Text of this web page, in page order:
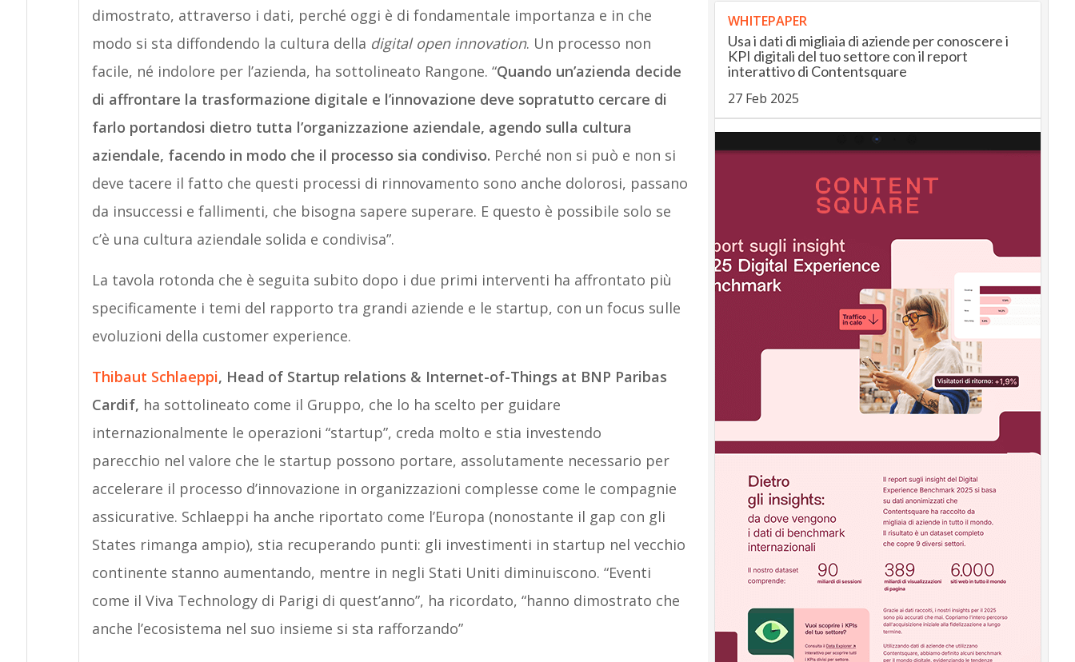
dimostrato, attraverso i dati, perché oggi è di fondamentale importanza e in che
modo si sta diffondendo la cultura della digital open innovation. Un processo non
facile, né indolore per l’azienda, ha sottolineato Rangone. “Quando un’azienda decide
di affrontare la trasformazione digitale e l’innovazione deve sopratutto cercare di
farlo portandosi dietro tutta l’organizzazione aziendale, agendo sulla cultura
aziendale, facendo in modo che il processo sia condiviso. Perché non si può e non si
deve tacere il fatto che questi processi di rinnovamento sono anche dolorosi, passano
da insuccessi e fallimenti, che bisogna sapere superare. E questo è possibile solo se
c’è una cultura aziendale solida e condivisa”.
La tavola rotonda che è seguita subito dopo i due primi interventi ha affrontato più
specificamente i temi del rapporto tra grandi aziende e le startup, con un focus sulle
evoluzioni della customer experience.
Thibaut Schlaeppi, Head of Startup relations & Internet-of-Things at BNP Paribas
Cardif, ha sottolineato come il Gruppo, che lo ha scelto per guidare
internazionalmente le operazioni “startup”, creda molto e stia investendo
parecchio nel valore che le startup possono portare, assolutamente necessario per
accelerare il processo d’innovazione in organizzazioni complesse come le compagnie
assicurative. Schlaeppi ha anche riportato come l’Europa (nonostante il gap con gli
States rimanga ampio), stia recuperando punti: gli investimenti in startup nel vecchio
continente stanno aumentando, mentre in negli Stati Uniti diminuiscono. “Eventi
come il Viva Technology di Parigi di quest’anno”, ha ricordato, “hanno dimostrato che
anche l’ecosistema nel suo insieme si sta rafforzando”
WHITEPAPER
Usa i dati di migliaia di aziende per conoscere i
KPI digitali del tuo settore con il report
interattivo di Contentsquare
27 Feb 2025